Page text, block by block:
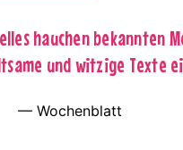
hauchen bekannten
und witzige Texte
— Wochenblatt